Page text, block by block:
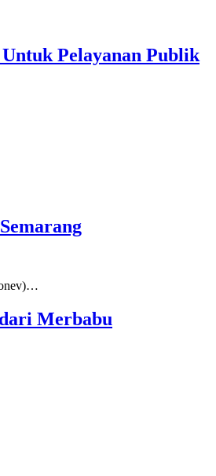
Pelayanan Publik
Merbabu